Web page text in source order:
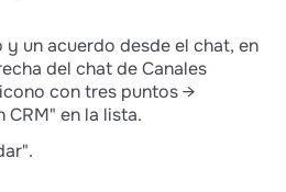
un acuerdo desde el chat, en
del chat de Canales
con tres puntos →
CRM" en la lista.